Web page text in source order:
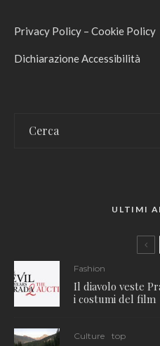
Privacy Policy – Cookie Policy
Dichiarazione Accessibilità
ULTIMI
Fashion
Il diavolo veste
i costumi del film
Culture top